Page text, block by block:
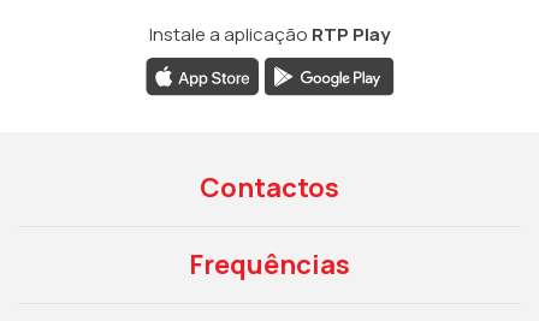
Instale a aplicação RTP Play
Contactos
Frequências